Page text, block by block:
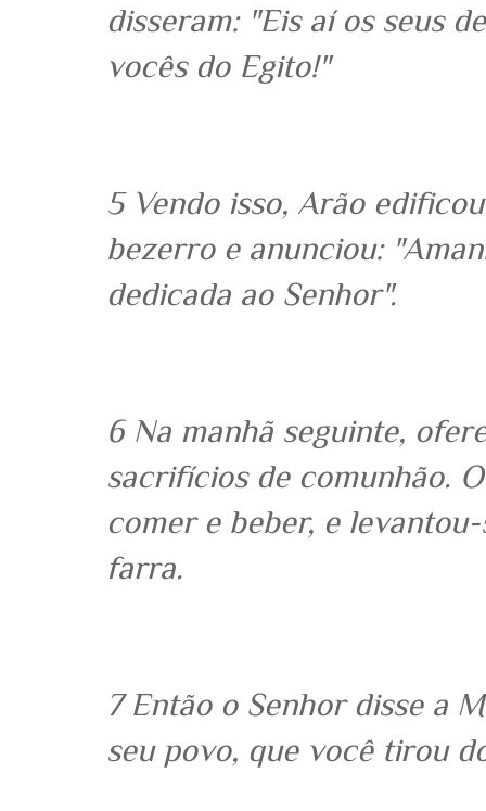
disseram: "Eis aí os seus
vocês do Egito!"
5 Vendo isso, Arão
bezerro e anunciou:
dedicada ao Senhor".
6 Na manhã seguinte,
sacrifícios de comunhão.
comer e beber, e
farra.
7 Então o Senhor disse a
seu povo, que você tirou